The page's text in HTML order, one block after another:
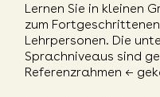
Lernen Sie in kleinen
zum
Lehrpersonen. Die
Sprachniveaus sind
Referenzrahmen ←